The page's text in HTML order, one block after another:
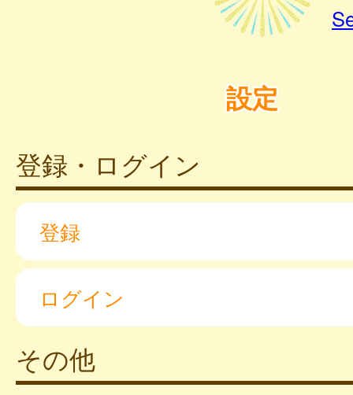
設定
登録・ログイン
登録
ログイン
その他